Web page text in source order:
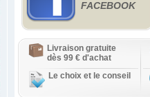
FACEBOOK
Livraison gratuite
dès 99 € d'achat
Le choix et le conseil